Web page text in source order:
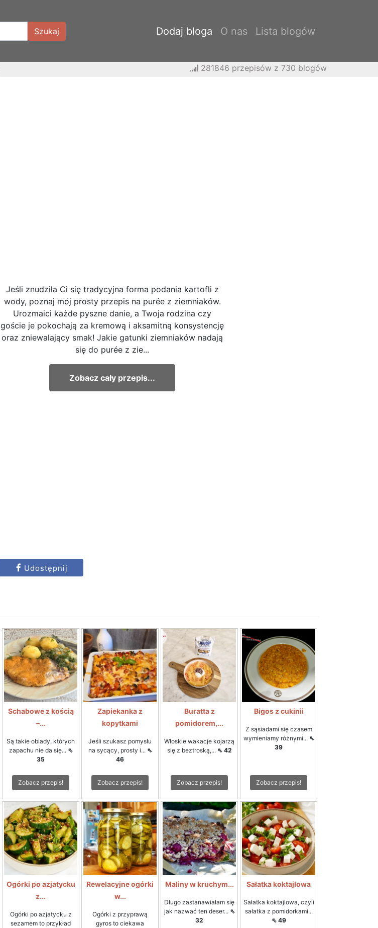
Szukaj Dodaj bloga O nas Lista blogów
281846 przepisów z 730 blogów
Jeśli znudziła Ci się tradycyjna forma podania kartofli z
wody, poznaj mój prosty przepis na purée z ziemniaków.
Urozmaici każde pyszne danie, a Twoja rodzina czy
goście je pokochają za kremową i aksamitną konsystencję
oraz zniewalający smak! Jakie gatunki ziemniaków nadają
się do purée z zie...
Zobacz cały przepis...
Udostępnij
Schabowe z kością
–...
Są takie obiady, których
zapachu nie da się... ⇖
35
Zobacz przepis!
Zapiekanka z
kopytkami
Jeśli szukasz pomysłu
na sycący, prosty i... ⇖
46
Zobacz przepis!
Buratta z
pomidorem,...
Włoskie wakacje kojarzą
się z beztroską,... ⇖ 42
Zobacz przepis!
Bigos z cukinii
Z sąsiadami się czasem
wymieniamy różnymi... ⇖
39
Zobacz przepis!
Ogórki po azjatycku
z...
Ogórki po azjatycku z
sezamem to przykład
Rewelacyjne ogórki
w...
Ogórki z przyprawą
gyros to ciekawa
Maliny w kruchym...
Długo zastanawiałam się
jak nazwać ten deser... ⇖
32
Sałatka koktajlowa
Sałatka koktajlowa, czyli
sałatka z pomidorkami...
⇖ 49